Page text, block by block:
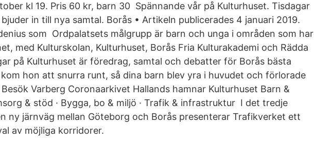
kl 19. Pris 60 kr, barn 30 Spännande vår på Kulturhuset. Tisdagar
in till nya samtal. Borås • Artikeln publicerades 4 januari 2019.
som Ordpalatsets målgrupp är barn och unga i områden som har
med Kulturskolan, Kulturhuset, Borås Fria Kulturakademi och Rädda
på Kulturhuset är föredrag, samtal och debatter för Borås bästa
hon att snurra runt, så dina barn blev yra i huvudet och förlorade
Varberg Coronaarkivet Hallands hamnar Kulturhuset Barn &
& stöd · Bygga, bo & miljö · Trafik & infrastruktur I det tredje
ny järnväg mellan Göteborg och Borås presenterar Trafikverket ett
av möjliga korridorer.